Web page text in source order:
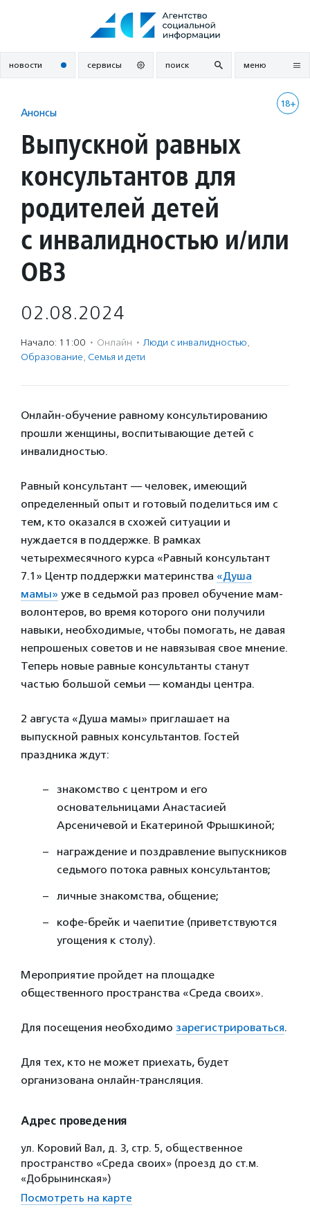
новости сервисы поиск меню
18+
Анонсы
Выпускной равных
консультантов для
родителей детей
с инвалидностью и/или
ОВЗ
02.08.2024
Начало: 11:00 · Онлайн · Люди с инвалидностью,
Образование, Семья и дети
Онлайн-обучение равному консультированию
прошли женщины, воспитывающие детей с
инвалидностью.
Равный консультант — человек, имеющий
определенный опыт и готовый поделиться им с
тем, кто оказался в схожей ситуации и
нуждается в поддержке. В рамках
четырехмесячного курса «Равный консультант
7.1» Центр поддержки материнства «Душа
мамы» уже в седьмой раз провел обучение мам-
волонтеров, во время которого они получили
навыки, необходимые, чтобы помогать, не давая
непрошеных советов и не навязывая свое мнение.
Теперь новые равные консультанты станут
частью большой семьи — команды центра.
2 августа «Душа мамы» приглашает на
выпускной равных консультантов. Гостей
праздника ждут:
знакомство с центром и его
основательницами Анастасией
Арсеничевой и Екатериной Фрышкиной;
награждение и поздравление выпускников
седьмого потока равных консультантов;
личные знакомства, общение;
кофе-брейк и чаепитие (приветствуются
угощения к столу).
Мероприятие пройдет на площадке
общественного пространства «Среда своих».
Для посещения необходимо зарегистрироваться.
Для тех, кто не может приехать, будет
организована онлайн-трансляция.
Адрес проведения
ул. Коровий Вал, д. 3, стр. 5, общественное
пространство «Среда своих» (проезд до ст.м.
«Добрынинская»)
Посмотреть на карте